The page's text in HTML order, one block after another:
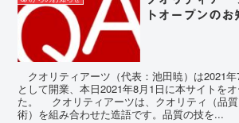
トオープンのお
クオリティアーツ（代表：池田暁）は2021
として開業、本日2021年8月1日に本サイトを
た。 クオリティアーツは、クオリティ（品
術）を組み合わせた造語です。品質の技を...